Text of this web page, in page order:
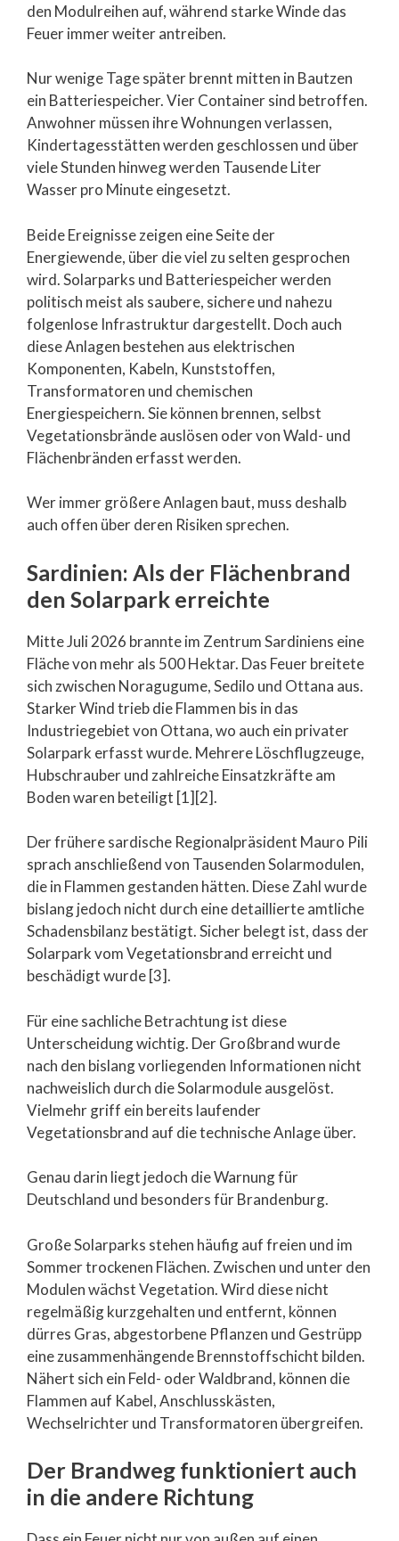
den Modulreihen auf, während starke Winde das
Feuer immer weiter antreiben.
Nur wenige Tage später brennt mitten in Bautzen
ein Batteriespeicher. Vier Container sind betroffen.
Anwohner müssen ihre Wohnungen verlassen,
Kindertagesstätten werden geschlossen und über
viele Stunden hinweg werden Tausende Liter
Wasser pro Minute eingesetzt.
Beide Ereignisse zeigen eine Seite der
Energiewende, über die viel zu selten gesprochen
wird. Solarparks und Batteriespeicher werden
politisch meist als saubere, sichere und nahezu
folgenlose Infrastruktur dargestellt. Doch auch
diese Anlagen bestehen aus elektrischen
Komponenten, Kabeln, Kunststoffen,
Transformatoren und chemischen
Energiespeichern. Sie können brennen, selbst
Vegetationsbrände auslösen oder von Wald- und
Flächenbränden erfasst werden.
Wer immer größere Anlagen baut, muss deshalb
auch offen über deren Risiken sprechen.
Sardinien: Als der Flächenbrand
den Solarpark erreichte
Mitte Juli 2026 brannte im Zentrum Sardiniens eine
Fläche von mehr als 500 Hektar. Das Feuer breitete
sich zwischen Noragugume, Sedilo und Ottana aus.
Starker Wind trieb die Flammen bis in das
Industriegebiet von Ottana, wo auch ein privater
Solarpark erfasst wurde. Mehrere Löschflugzeuge,
Hubschrauber und zahlreiche Einsatzkräfte am
Boden waren beteiligt [1][2].
Der frühere sardische Regionalpräsident Mauro Pili
sprach anschließend von Tausenden Solarmodulen,
die in Flammen gestanden hätten. Diese Zahl wurde
bislang jedoch nicht durch eine detaillierte amtliche
Schadensbilanz bestätigt. Sicher belegt ist, dass der
Solarpark vom Vegetationsbrand erreicht und
beschädigt wurde [3].
Für eine sachliche Betrachtung ist diese
Unterscheidung wichtig. Der Großbrand wurde
nach den bislang vorliegenden Informationen nicht
nachweislich durch die Solarmodule ausgelöst.
Vielmehr griff ein bereits laufender
Vegetationsbrand auf die technische Anlage über.
Genau darin liegt jedoch die Warnung für
Deutschland und besonders für Brandenburg.
Große Solarparks stehen häufig auf freien und im
Sommer trockenen Flächen. Zwischen und unter den
Modulen wächst Vegetation. Wird diese nicht
regelmäßig kurzgehalten und entfernt, können
dürres Gras, abgestorbene Pflanzen und Gestrüpp
eine zusammenhängende Brennstoffschicht bilden.
Nähert sich ein Feld- oder Waldbrand, können die
Flammen auf Kabel, Anschlusskästen,
Wechselrichter und Transformatoren übergreifen.
Der Brandweg funktioniert auch
in die andere Richtung